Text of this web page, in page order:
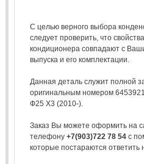
С целью верного выбора
следует проверить, что
кондиционера совпадают с
выпуска и его комплектации.
Данная деталь служит полной
оригинальным номером
Ф25 X3 (2010-).
Заказ Вы можете оформить на
телефону +7(903)722 78 54с
которые постараются ответить